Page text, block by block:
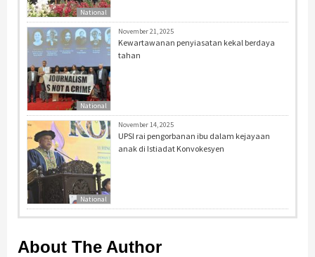
National
National
November 21, 2025
Kewartawanan penyiasatan kekal berdaya
tahan
National
November 14, 2025
UPSI rai pengorbanan ibu dalam kejayaan
anak di Istiadat Konvokesyen
About The Author